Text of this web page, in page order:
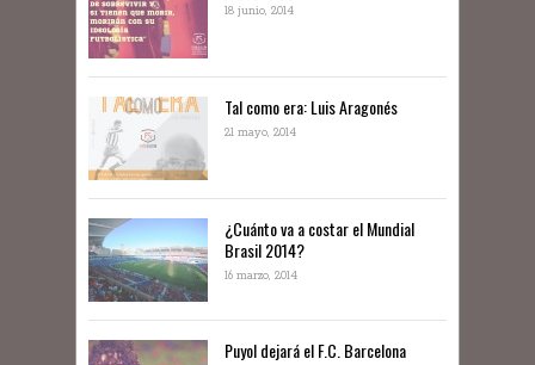
18 junio, 2014
Tal como era: Luis Aragonés
21 mayo, 2014
¿Cuánto va a costar el Mundial
Brasil 2014?
16 marzo, 2014
Puyol dejará el F.C. Barcelona